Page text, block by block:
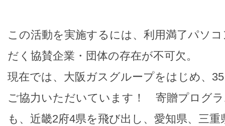
この活動を実施するには、利用満了パソ
だく協賛企業・団体の存在が不可欠。
現在では、大阪ガスグループをはじめ、
ご協力いただいています！ 寄贈プログ
も、近畿2府4県を飛び出し、愛知県、三重